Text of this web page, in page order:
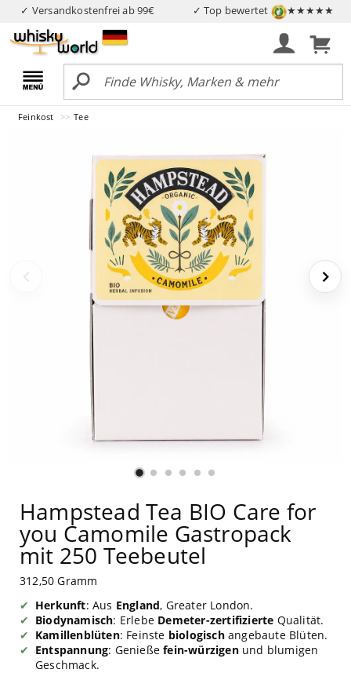
✓ Versandkostenfrei ab 99€ ✓ Top bewertet ★★★★★
Feinkost Tee
Hampstead Tea BIO Care for
you Camomile Gastropack
mit 250 Teebeutel
312,50 Gramm
Herkunft: Aus England, Greater London.
Biodynamisch: Erlebe Demeter-zertifizierte Qualität.
Kamillenblüten: Feinste biologischangebaute Blüten.
Entspannung: Genießefein-würzigenund blumigen
Geschmack.